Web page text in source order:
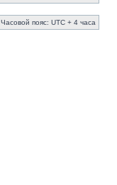
Часовой пояс: UTC + 4 часа